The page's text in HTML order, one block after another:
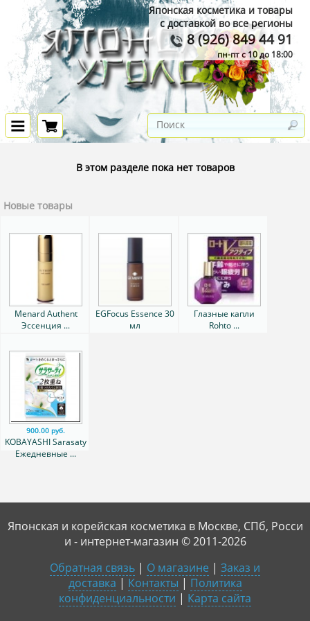
Японская косметика и товары
с доставкой во все регионы
8 (926) 849 44 91
пн-пт с 10 до 18:00
В этом разделе пока нет товаров
Новые товары
Menard Authent
Эссенция ...
EGFocus Essence 30
мл
Глазные капли
Rohto ...
900.00 руб.
KOBAYASHI Sarasaty
Ежедневные ...
Японская и корейская косметика в Москве, СПб, Росси
и - интернет-магазин © 2011-2026
Обратная связь | О магазине | Заказ и
доставка | Контакты | Политика
конфиденциальности | Карта сайта